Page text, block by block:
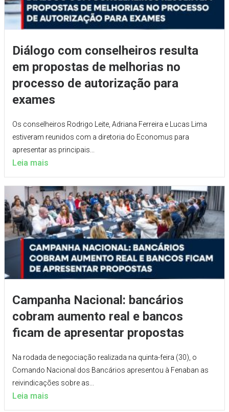
Diálogo com conselheiros resulta
em propostas de melhorias no
processo de autorização para
exames
Os conselheiros Rodrigo Leite, Adriana Ferreira e Lucas Lima
estiveram reunidos com a diretoria do Economus para
apresentar as principais...
Leia mais
Campanha Nacional: bancários
cobram aumento real e bancos
ficam de apresentar propostas
Na rodada de negociação realizada na quinta-feira (30), o
Comando Nacional dos Bancários apresentou à Fenaban as
reivindicações sobre as...
Leia mais